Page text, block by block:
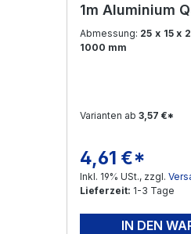
1m Aluminium
Vierkantrohr
Rundrohr Rohr
Abmessung: 25 x 15 x
1000 mm
Varianten ab 3,57 €*
Regulärer Preis:
4,61 €*
Inkl. 19% USt., zzgl.
Lieferzeit: 1-3 Tage
IN DEN